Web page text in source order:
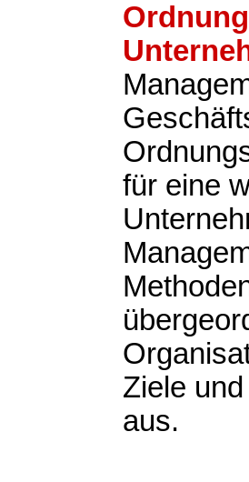
für eine
Ziele
aus.